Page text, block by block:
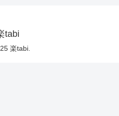
tabi
楽tabi.